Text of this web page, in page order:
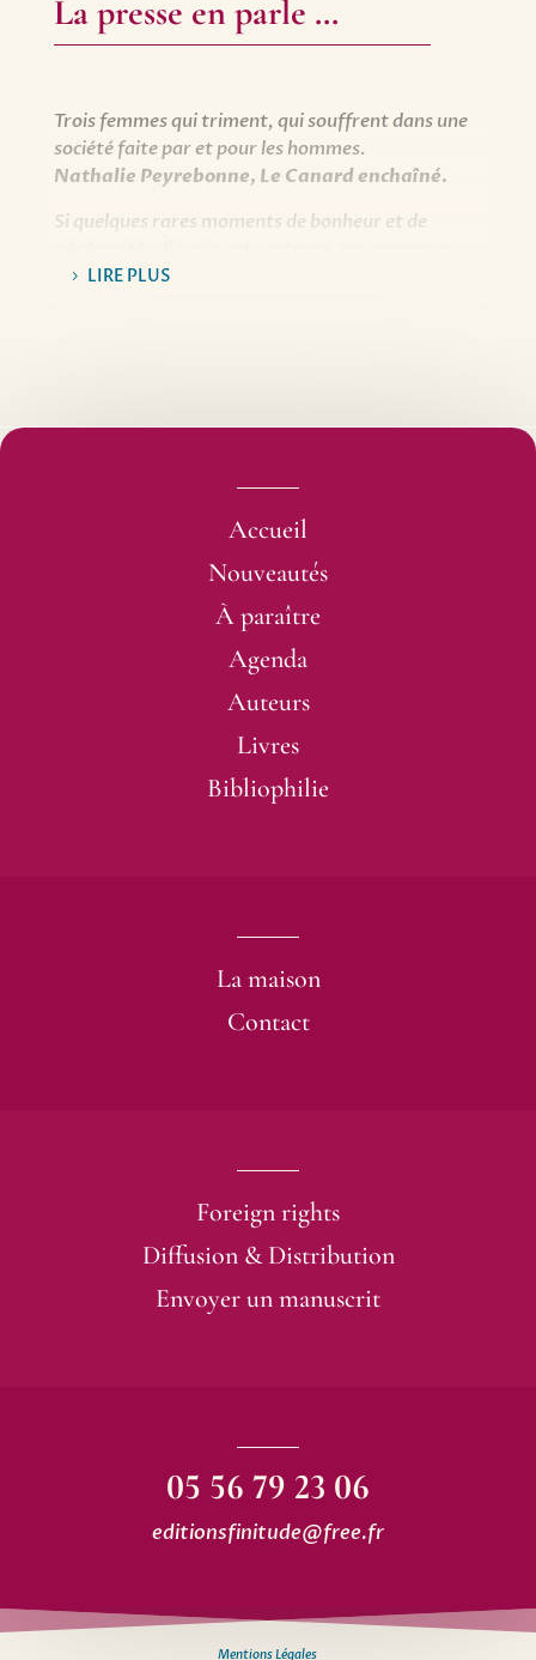
La presse en parle …
Trois femmes qui triment, qui souffrent dans une
société faite par et pour les hommes.
Nathalie Peyrebonne, Le Canard enchaîné.
Si quelques rares moments de bonheur et de
coup de trique, est un poignant témoignage sur la
LIRE PLUS
Accueil
Nouveautés
À paraître
Agenda
Auteurs
Livres
Bibliophilie
La maison
Contact
Foreign rights
Diffusion & Distribution
Envoyer un manuscrit
05 56 79 23 06
editionsfinitude@free.fr
Mentions Légales